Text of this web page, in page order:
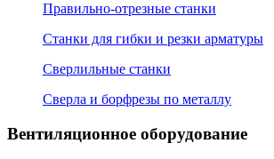
Правильно-отрезные станки
Станки для гибки и резки арматуры
Сверлильные станки
Сверла и борфрезы по металлу
Вентиляционное оборудование